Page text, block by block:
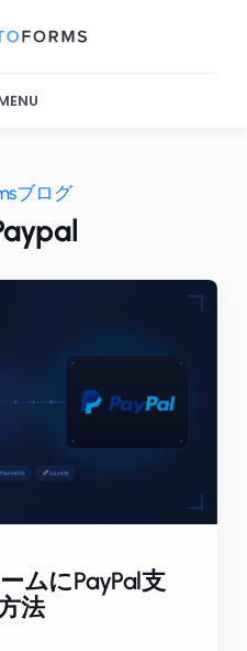
ブログ
ムにPayPal支
法